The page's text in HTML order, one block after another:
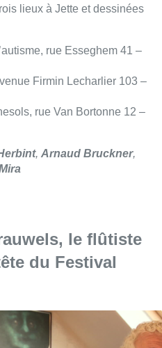
le flûtiste
du Festival